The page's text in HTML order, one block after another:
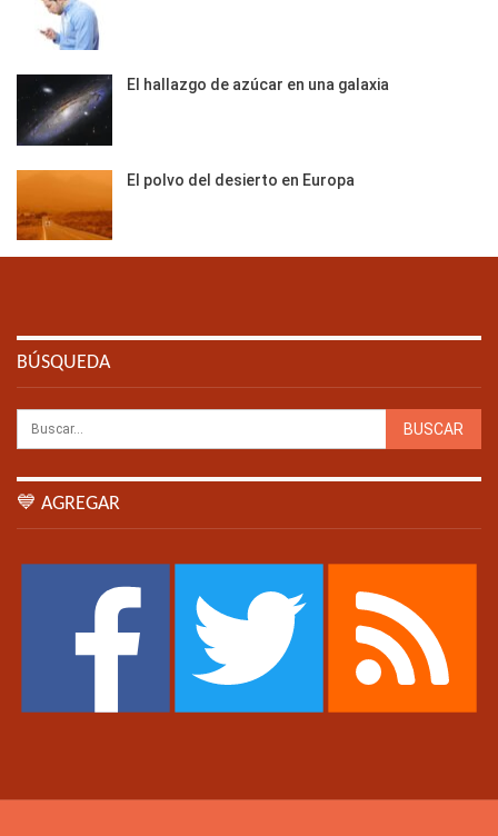
El hallazgo de azúcar en una galaxia
El polvo del desierto en Europa
BÚSQUEDA
💙 AGREGAR